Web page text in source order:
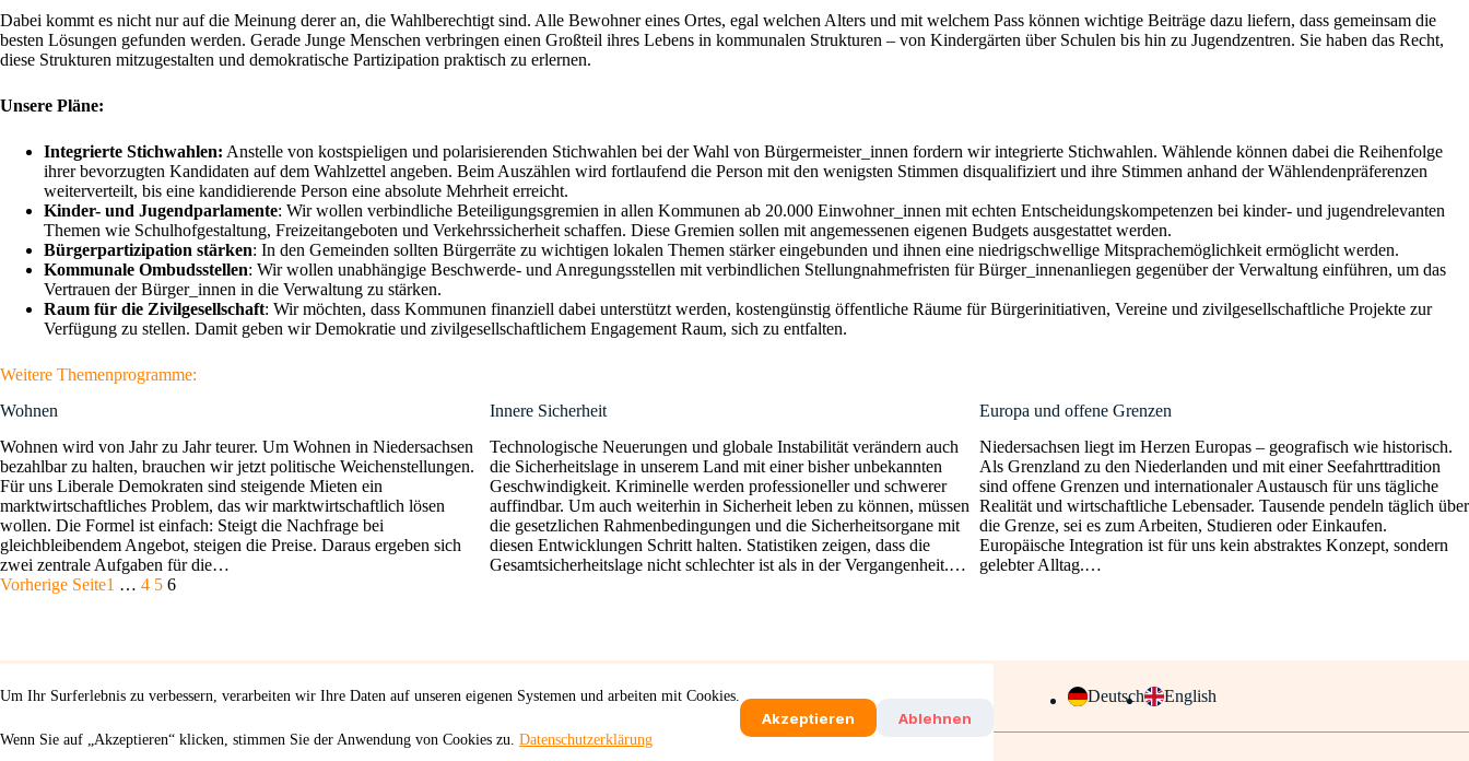
Um Ihr Surferlebnis zu verbessern, verarbeiten wir Ihre Daten auf unseren eigenen Systemen und arbeiten mit Cookies.
Wenn Sie auf „Akzeptieren“ klicken, stimmen Sie der Anwendung von Cookies zu. Datenschutzerklärung
Akzeptieren Ablehnen
Dabei kommt es nicht nur auf die Meinung derer an, die Wahlberechtigt sind. Alle Bewohner eines Ortes, egal welchen Alters und mit welchem Pass können wichtige Beiträge dazu liefern, dass gemeinsam die
besten Lösungen gefunden werden. Gerade Junge Menschen verbringen einen Großteil ihres Lebens in kommunalen Strukturen – von Kindergärten über Schulen bis hin zu Jugendzentren. Sie haben das Recht,
diese Strukturen mitzugestalten und demokratische Partizipation praktisch zu erlernen.
Unsere Pläne:
Integrierte Stichwahlen: Anstelle von kostspieligen und polarisierenden Stichwahlen bei der Wahl von Bürgermeister_innen fordern wir integrierte Stichwahlen. Wählende können dabei die Reihenfolge
ihrer bevorzugten Kandidaten auf dem Wahlzettel angeben. Beim Auszählen wird fortlaufend die Person mit den wenigsten Stimmen disqualifiziert und ihre Stimmen anhand der Wählendenpräferenzen
weiterverteilt, bis eine kandidierende Person eine absolute Mehrheit erreicht.
Kinder- und Jugendparlamente: Wir wollen verbindliche Beteiligungsgremien in allen Kommunen ab 20.000 Einwohner_innen mit echten Entscheidungskompetenzen bei kinder- und jugendrelevanten
Themen wie Schulhofgestaltung, Freizeitangeboten und Verkehrssicherheit schaffen. Diese Gremien sollen mit angemessenen eigenen Budgets ausgestattet werden.
Bürgerpartizipation stärken: In den Gemeinden sollten Bürgerräte zu wichtigen lokalen Themen stärker eingebunden und ihnen eine niedrigschwellige Mitsprachemöglichkeit ermöglicht werden.
Kommunale Ombudsstellen: Wir wollen unabhängige Beschwerde- und Anregungsstellen mit verbindlichen Stellungnahmefristen für Bürger_innenanliegen gegenüber der Verwaltung einführen, um das
Vertrauen der Bürger_innen in die Verwaltung zu stärken.
Raum für die Zivilgesellschaft: Wir möchten, dass Kommunen finanziell dabei unterstützt werden, kostengünstig öffentliche Räume für Bürgerinitiativen, Vereine und zivilgesellschaftliche Projekte zur
Verfügung zu stellen. Damit geben wir Demokratie und zivilgesellschaftlichem Engagement Raum, sich zu entfalten.
Weitere Themenprogramme:
Wohnen
Wohnen wird von Jahr zu Jahr teurer. Um Wohnen in Niedersachsen
bezahlbar zu halten, brauchen wir jetzt politische Weichenstellungen.
Für uns Liberale Demokraten sind steigende Mieten ein
marktwirtschaftliches Problem, das wir marktwirtschaftlich lösen
wollen. Die Formel ist einfach: Steigt die Nachfrage bei
gleichbleibendem Angebot, steigen die Preise. Daraus ergeben sich
zwei zentrale Aufgaben für die…
Innere Sicherheit
Technologische Neuerungen und globale Instabilität verändern auch
die Sicherheitslage in unserem Land mit einer bisher unbekannten
Geschwindigkeit. Kriminelle werden professioneller und schwerer
auffindbar. Um auch weiterhin in Sicherheit leben zu können, müssen
die gesetzlichen Rahmenbedingungen und die Sicherheitsorgane mit
diesen Entwicklungen Schritt halten. Statistiken zeigen, dass die
Gesamtsicherheitslage nicht schlechter ist als in der Vergangenheit.…
Europa und offene Grenzen
Niedersachsen liegt im Herzen Europas – geografisch wie historisch.
Als Grenzland zu den Niederlanden und mit einer Seefahrttradition
sind offene Grenzen und internationaler Austausch für uns tägliche
Realität und wirtschaftliche Lebensader. Tausende pendeln täglich über
die Grenze, sei es zum Arbeiten, Studieren oder Einkaufen.
Europäische Integration ist für uns kein abstraktes Konzept, sondern
gelebter Alltag.…
Vorherige Seite1 … 4 5 6
Deutsch English
Impressum Datenschutz
Satzung